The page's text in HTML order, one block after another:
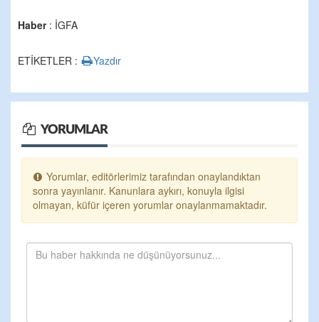
Haber: İGFA
ETİKETLER : Yazdır
YORUMLAR
Yorumlar, editörlerimiz tarafından onaylandıktan
sonra yayınlanır. Kanunlara aykırı, konuyla ilgisi
olmayan, küfür içeren yorumlar onaylanmamaktadır.